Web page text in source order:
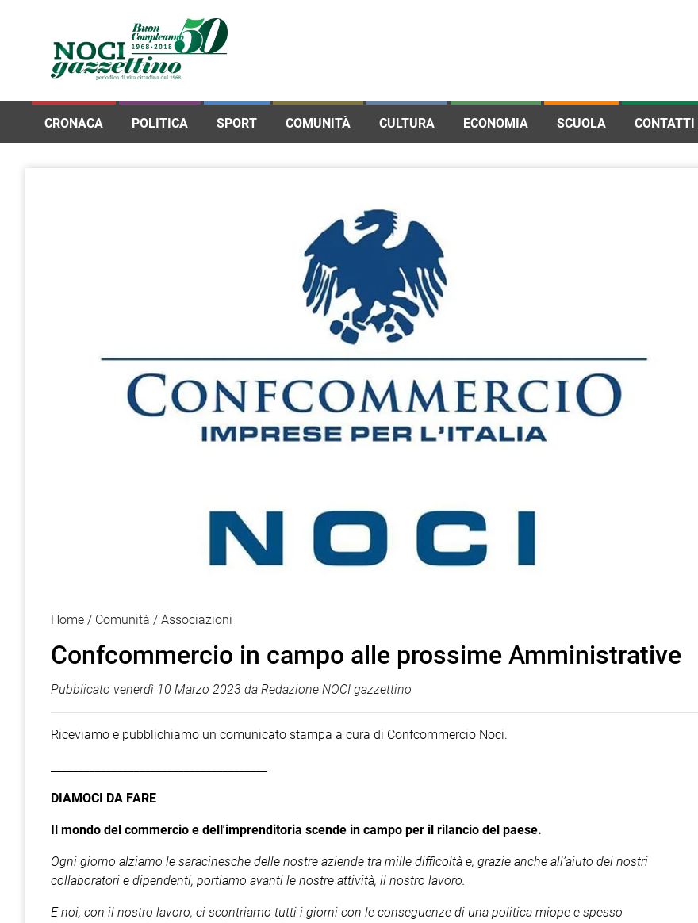
CRONACA POLITICA SPORT COMUNITÀ CULTURA ECONOMIA SCUOLA CONTATTI
Home Comunità Associazioni
Confcommercio in campo alle prossime Amministrative
Pubblicato venerdì 10 Marzo 2023 da Redazione NOCI gazzettino
Riceviamo e pubblichiamo un comunicato stampa a cura di Confcommercio Noci.
DIAMOCI DA FARE
Il mondo del commercio e dell'imprenditoria scende in campo per il rilancio del paese.
Ogni giorno alziamo le saracinesche delle nostre aziende tra mille difficoltà e, grazie anche all’aiuto dei nostri
collaboratori e dipendenti, portiamo avanti le nostre attività, il nostro lavoro.
E noi, con il nostro lavoro, ci scontriamo tutti i giorni con le conseguenze di una politica miope e spesso